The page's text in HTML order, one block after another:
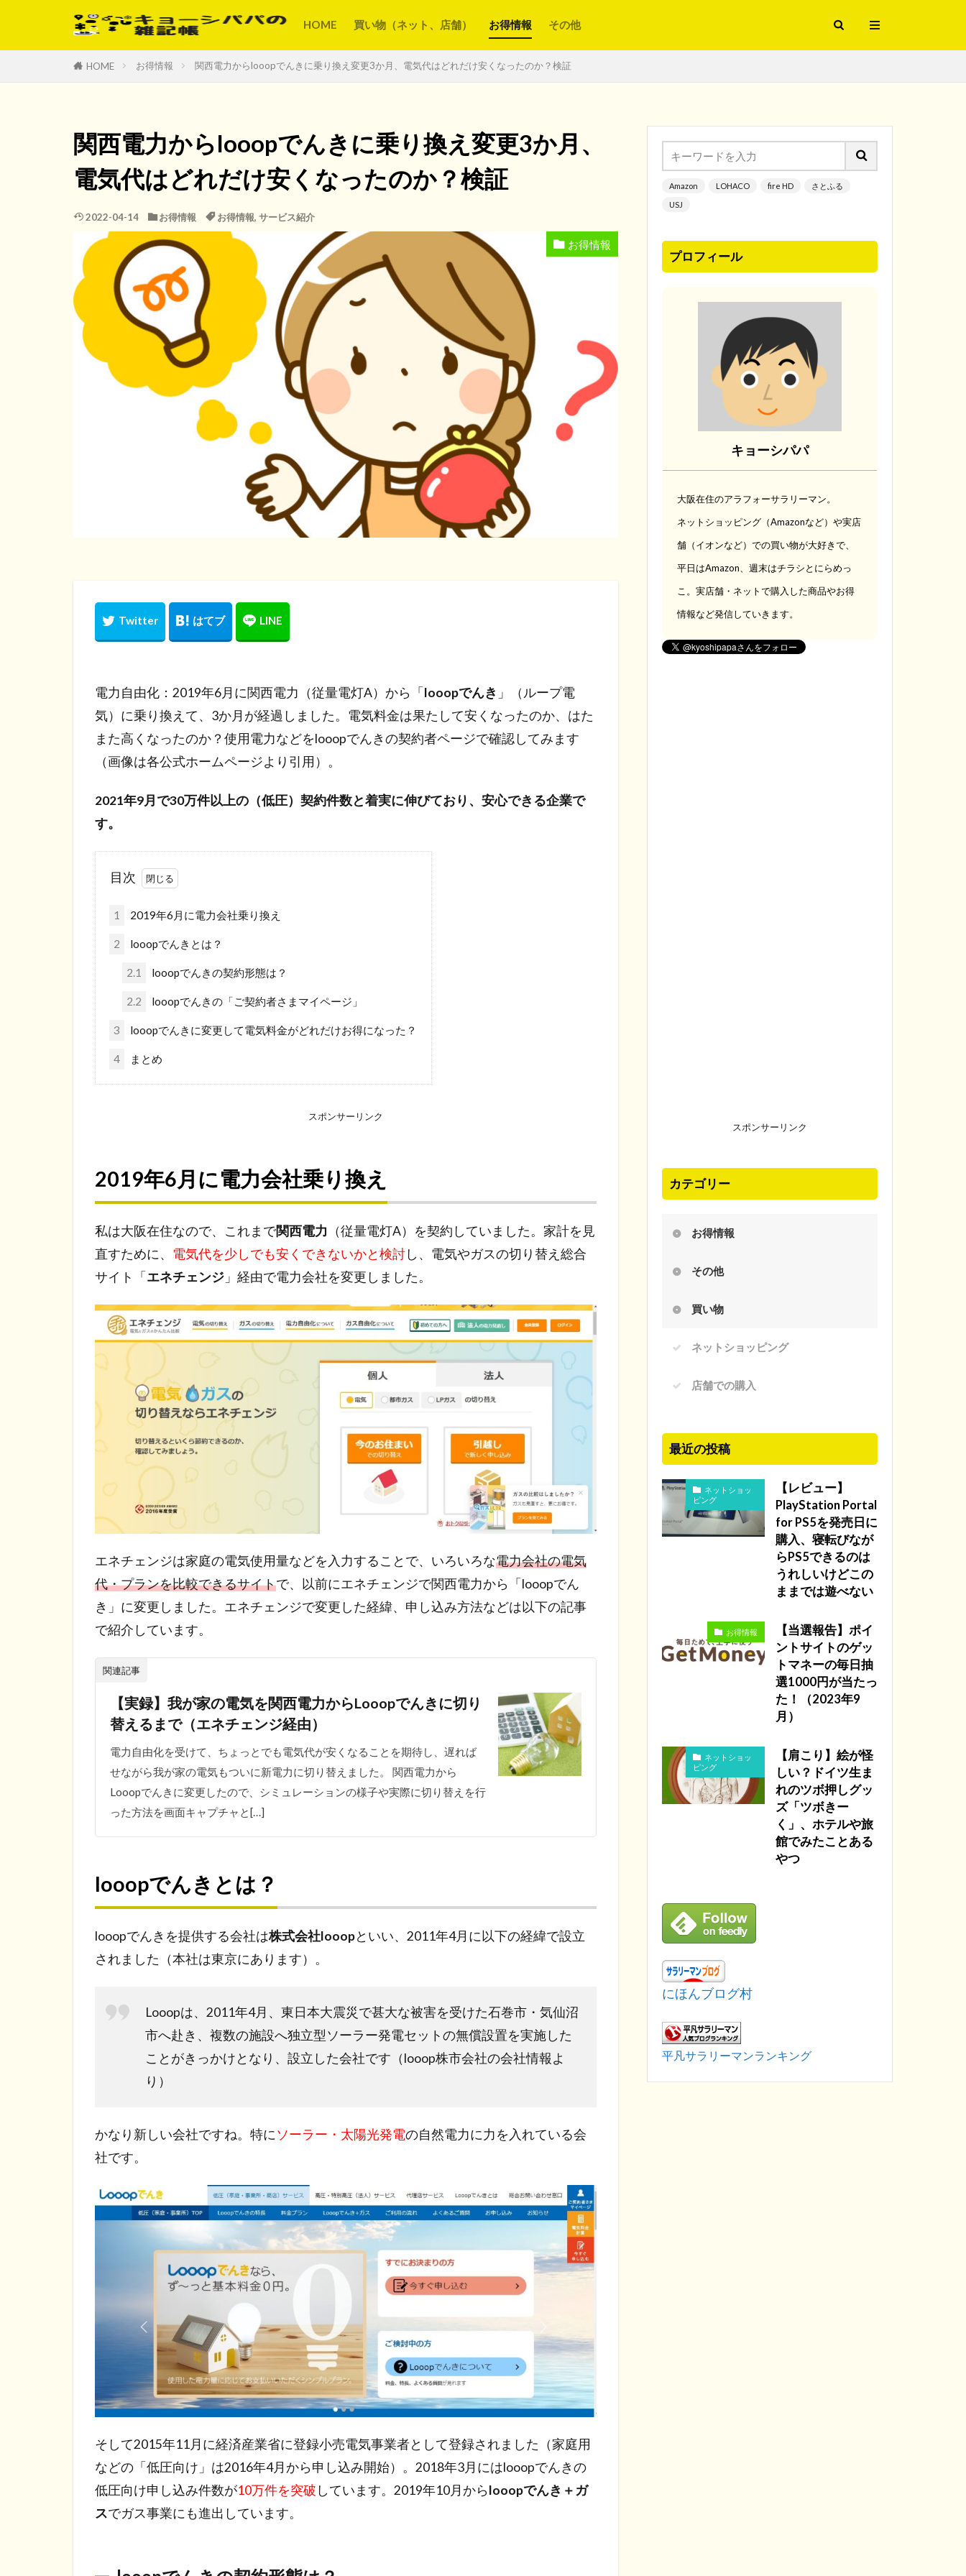
HOME 買い物（ネット、店舗） お得情報 その他
HOME お得情報 関西電力からlooopでんきに乗り換え変更3か月、電気代はどれだけ安くなったのか？検証
関西電力からlooopでんきに乗り換え変更3か月、
電気代はどれだけ安くなったのか？検証
2022-04-14 お得情報 お得情報, サービス紹介
お得情報
電力自由化：2019年6月に関西電力（従量電灯A）から「 looopでんき 」（ループ電
気）に乗り換えて、3か月が経過しました。電気料金は果たして安くなったのか、はた
また高くなったのか？使用電力などをlooopでんきの契約者ページで確認してみます
（画像は各公式ホームページより引用）。
2021年9月で30万件以上の（低圧）契約件数と着実に伸びており、安心できる企業で
す。
目次
1 2019年6月に電力会社乗り換え
2 looopでんきとは？
2.1 looopでんきの契約形態は？
2.2 looopでんきの「ご契約者さまマイページ」
3 looopでんきに変更して電気料金がどれだけお得になった？
4 まとめ
スポンサーリンク
2019年6月に電力会社乗り換え
私は大阪在住なので、これまで関西電力 （従量電灯A）を契約していました。家計を見
直すために、 電気代を少しでも安くできないかと検討し、電気やガスの切り替え総合
サイト「 エネチェンジ 」経由で電力会社を変更しました。
エネチェンジは家庭の電気使用量などを入力することで、いろいろな電力会社の電気
代・プランを比較できるサイトで、以前にエネチェンジで関西電力から「looopでん
き」に変更しました。エネチェンジで変更した経緯、申し込み方法などは以下の記事
で紹介しています。
関連記事
【実録】我が家の電気を関西電力からLooopでんきに切り
替えるまで（エネチェンジ経由）
電力自由化を受けて、ちょっとでも電気代が安くなることを期待し、遅れば
せながら我が家の電気もついに新電力に切り替えました。 関西電力から
Looopでんきに変更したので、シミュレーションの様子や実際に切り替えを行
った方法を画面キャプチャと[…]
looopでんきとは？
looopでんきを提供する会社は株式会社looopといい、2011年4月に以下の経緯で設立
されました（本社は東京にあります）。
Looopは、2011年4月、東日本大震災で甚大な被害を受けた石巻市・気仙沼
市へ赴き、複数の施設へ独立型ソーラー発電セットの無償設置を実施した
ことがきっかけとなり、設立した会社です（looop株市会社の会社情報よ
り）
かなり新しい会社ですね。特にソーラー・太陽光発電の自然電力に力を入れている会
社です。
そして2015年11月に経済産業省に登録小売電気事業者として登録されました（家庭用
などの「低圧向け」は2016年4月から申し込み開始）。2018年3月にはlooopでんきの
低圧向け申し込み件数が10万件を突破 しています。2019年10月からlooopでんき＋ガ
スでガス事業にも進出しています。
Amazon LOHACO fire HD
さとふる
USJ
プロフィール
キョーシパパ
大阪在住のアラフォーサラリーマン。
ネットショッピング（Amazonなど）や実店
舗（イオンなど）での買い物が大好きで、
平日はAmazon、週末はチラシとにらめっ
こ。実店舗・ネットで購入した商品やお得
情報など発信していきます。
スポンサーリンク
カテゴリー
お得情報
その他
買い物
ネットショッピング
店舗での購入
最近の投稿
ネットショッ
ピング
【レビュー】
PlayStation Portal
for PS5を発売日に
購入、寝転びなが
らPS5できるのは
うれしいけどこの
ままでは遊べない
お得情報
【当選報告】ポイ
ントサイトのゲッ
トマネーの毎日抽
選1000円が当たっ
た！（2023年9
月）
ネットショッ
ピング
【肩こり】絵が怪
しい？ドイツ生ま
れのツボ押しグッ
ズ「ツボきー
く」、ホテルや旅
館でみたことある
やつ
にほんブログ村
平凡サラリーマンランキング